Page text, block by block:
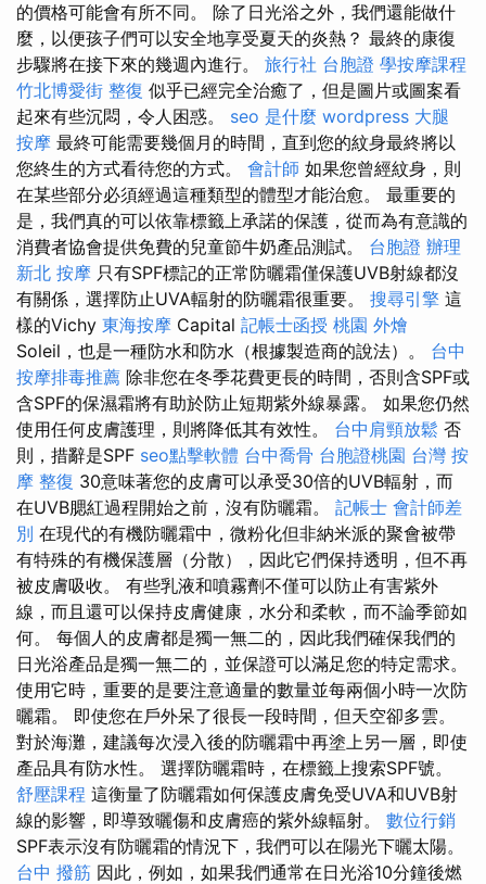
的價格可能會有所不同。 除了日光浴之外，我們還能做什
麼，以便孩子們可以安全地享受夏天的炎熱？ 最終的康復
步驟將在接下來的幾週內進行。 旅行社 台胞證 學按摩課程
竹北博愛街 整復 似乎已經完全治癒了，但是圖片或圖案看
起來有些沉悶，令人困惑。 seo 是什麼 wordpress 大腿
按摩 最終可能需要幾個月的時間，直到您的紋身最終將以
您終生的方式看待您的方式。 會計師 如果您曾經紋身，則
在某些部分必須經過這種類型的體型才能治愈。 最重要的
是，我們真的可以依靠標籤上承諾的保護，從而為有意識的
消費者協會提供免費的兒童節牛奶產品測試。 台胞證 辦理
新北 按摩 只有SPF標記的正常防曬霜僅保護UVB射線都沒
有關係，選擇防止UVA輻射的防曬霜很重要。 搜尋引擎 這
樣的Vichy 東海按摩 Capital 記帳士函授 桃園 外燴
Soleil，也是一種防水和防水（根據製造商的說法）。 台中
按摩排毒推薦 除非您在冬季花費更長的時間，否則含SPF或
含SPF的保濕霜將有助於防止短期紫外線暴露。 如果您仍然
使用任何皮膚護理，則將降低其有效性。 台中肩頸放鬆 否
則，措辭是SPF seo點擊軟體 台中喬骨 台胞證桃園 台灣 按
摩 整復 30意味著您的皮膚可以承受30倍的UVB輻射，而
在UVB腮紅過程開始之前，沒有防曬霜。 記帳士 會計師差
別 在現代的有機防曬霜中，微粉化但非納米派的聚會被帶
有特殊的有機保護層（分散），因此它們保持透明，但不再
被皮膚吸收。 有些乳液和噴霧劑不僅可以防止有害紫外
線，而且還可以保持皮膚健康，水分和柔軟，而不論季節如
何。 每個人的皮膚都是獨一無二的，因此我們確保我們的
日光浴產品是獨一無二的，並保證可以滿足您的特定需求。
使用它時，重要的是要注意適量的數量並每兩個小時一次防
曬霜。 即使您在戶外呆了很長一段時間，但天空卻多雲。
對於海灘，建議每次浸入後的防曬霜中再塗上另一層，即使
產品具有防水性。 選擇防曬霜時，在標籤上搜索SPF號。
舒壓課程 這衡量了防曬霜如何保護皮膚免受UVA和UVB射
線的影響，即導致曬傷和皮膚癌的紫外線輻射。 數位行銷
SPF表示沒有防曬霜的情況下，我們可以在陽光下曬太陽。
台中 撥筋 因此，例如，如果我們通常在日光浴10分鐘後燃